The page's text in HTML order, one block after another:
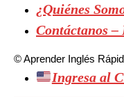
¿Quiénes
Contáctanos
© Aprender Inglés
Ingresa al